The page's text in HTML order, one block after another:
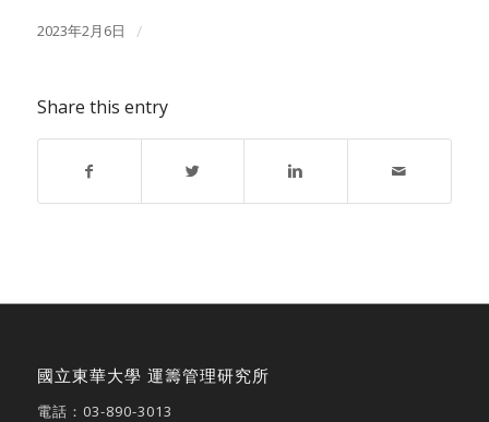
2023年2月6日 /
Share this entry
國立東華大學 運籌管理研究所
電話： 03-890-3013